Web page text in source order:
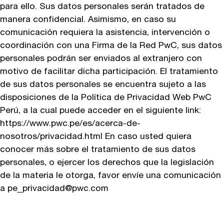
para ello. Sus datos personales serán tratados de
manera confidencial. Asimismo, en caso su
comunicación requiera la asistencia, intervención o
coordinación con una Firma de la Red PwC, sus datos
personales podrán ser enviados al extranjero con
motivo de facilitar dicha participación. El tratamiento
de sus datos personales se encuentra sujeto a las
disposiciones de la Política de Privacidad Web PwC
Perú, a la cual puede acceder en el siguiente link:
https://www.pwc.pe/es/acerca-de-
nosotros/privacidad.html En caso usted quiera
conocer más sobre el tratamiento de sus datos
personales, o ejercer los derechos que la legislación
de la materia le otorga, favor envíe una comunicación
a pe_privacidad@pwc.com